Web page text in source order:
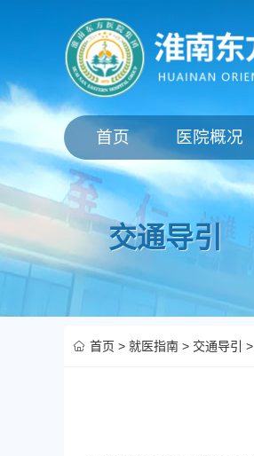
首页 医院概况
交通导引
首页 > 就医指南 > 交通导引 >